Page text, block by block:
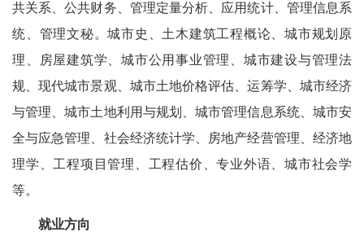
共关系、公共财务、管理定量分析、应用统计、管理信息系
统、管理文秘。城市史、土木建筑工程概论、城市规划原
理、房屋建筑学、城市公用事业管理、城市建设与管理法
规、现代城市景观、城市土地价格评估、运筹学、城市经济
与管理、城市土地利用与规划、城市管理信息系统、城市安
全与应急管理、社会经济统计学、房地产经营管理、经济地
理学、工程项目管理、工程估价、专业外语、城市社会学
等。
就业方向